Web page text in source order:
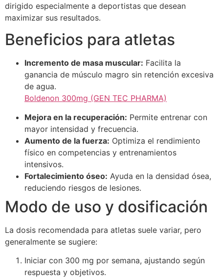
dirigido especialmente a deportistas que desean
maximizar sus resultados.
Beneficios para atletas
Incremento de masa muscular: Facilita la
ganancia de músculo magro sin retención excesiva
de agua.
Boldenon 300mg (GEN TEC PHARMA)
Mejora en la recuperación: Permite entrenar con
mayor intensidad y frecuencia.
Aumento de la fuerza: Optimiza el rendimiento
físico en competencias y entrenamientos
intensivos.
Fortalecimiento óseo: Ayuda en la densidad ósea,
reduciendo riesgos de lesiones.
Modo de uso y dosificación
La dosis recomendada para atletas suele variar, pero
generalmente se sugiere:
Iniciar con 300 mg por semana, ajustando según
respuesta y objetivos.